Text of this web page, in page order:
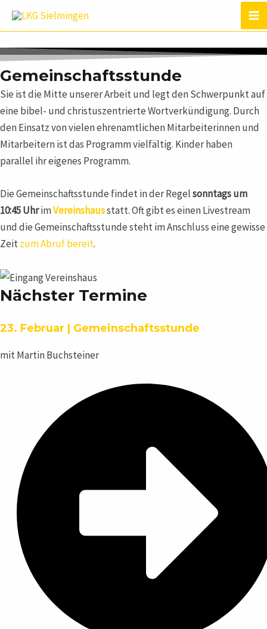
Zum
Inhalt
Gemeinschafts­stunde
Sie ist die Mitte unserer Arbeit und legt den Schwerpunkt auf
eine bibel- und christuszentrierte Wortverkündigung. Durch
den Einsatz von vielen ehrenamtlichen Mitarbeiterinnen und
Mitarbeitern ist das Programm vielfältig. Kinder haben
parallel ihr eigenes Programm.
Die Gemeinschaftsstunde findet in der Regelsonntags um
10:45 UhrimVereinshausstatt. Oft gibt es einen Livestream
und die Gemeinschaftsstunde steht im Anschluss eine gewisse
Zeitzum Abruf bereit.
Nächster Termine
23. Februar | Gemeinschaftsstunde
mit Martin Buchsteiner